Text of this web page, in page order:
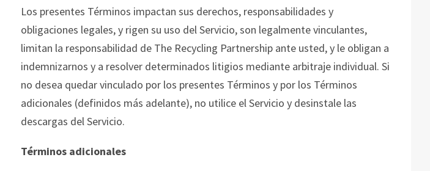
Los presentes Términos impactan sus derechos, responsabilidades y
obligaciones legales, y rigen su uso del Servicio, son legalmente vinculantes,
limitan la responsabilidad de The Recycling Partnershipante usted, y le obligan a
indemnizarnos y a resolver determinados litigios mediante arbitraje individual. Si
no desea quedar vinculado por los presentes Términos y por los Términos
adicionales (definidos más adelante), no utilice el Servicio y desinstale las
descargas del Servicio.
Términos adicionales